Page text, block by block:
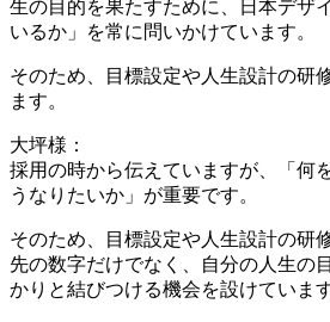
生の目的を果たすために、日本デザ
いるか」を常に問いかけています。
そのため、目標設定や人生設計の研
ます。
大坪様：
採用の時から伝えていますが、「何
うなりたいか」が重要です。
そのため、目標設定や人生設計の研
先の数字だけでなく、自分の人生の
かりと結びつける機会を設けています